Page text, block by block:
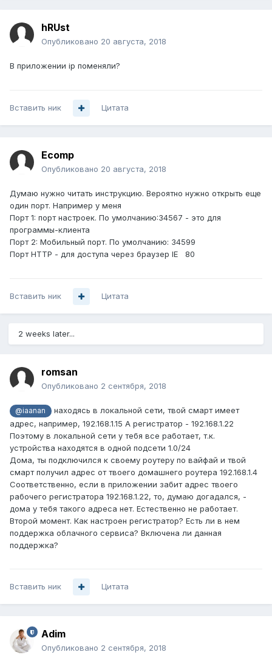
hRUst
Опубликовано 20 августа, 2018
В приложении ip поменяли?
Вставить ник Цитата
Ecomp
Опубликовано 20 августа, 2018
Думаю нужно читать инструкцию. Вероятно нужно открыть еще
один порт. Например у меня
Порт 1: порт настроек. По умолчанию:34567 - это для
программы-клиента
Порт 2: Мобильный порт. По умолчанию: 34599
Порт HTTP - для доступа через браузер IE 80
Вставить ник Цитата
2 weeks later...
romsan
Опубликовано 2 сентября, 2018
@iaanan
находясь в локальной сети, твой смарт имеет
адрес, например, 192.168.1.15 А регистратор - 192.168.1.22
Поэтому в локальной сети у тебя все работает, т.к.
устройства находятся в одной подсети 1.0/24
Дома, ты подключился к своему роутеру по вайфай и твой
смарт получил адрес от твоего домашнего роутера 192.168.1.4
Соответственно, если в приложении забит адрес твоего
рабочего регистратора 192.168.1.22, то, думаю догадался, -
дома у тебя такого адреса нет. Естественно не работает.
Второй момент. Как настроен регистратор? Есть ли в нем
поддержка облачного сервиса? Включена ли данная
поддержка?
Вставить ник Цитата
Adim
Опубликовано 2 сентября, 2018